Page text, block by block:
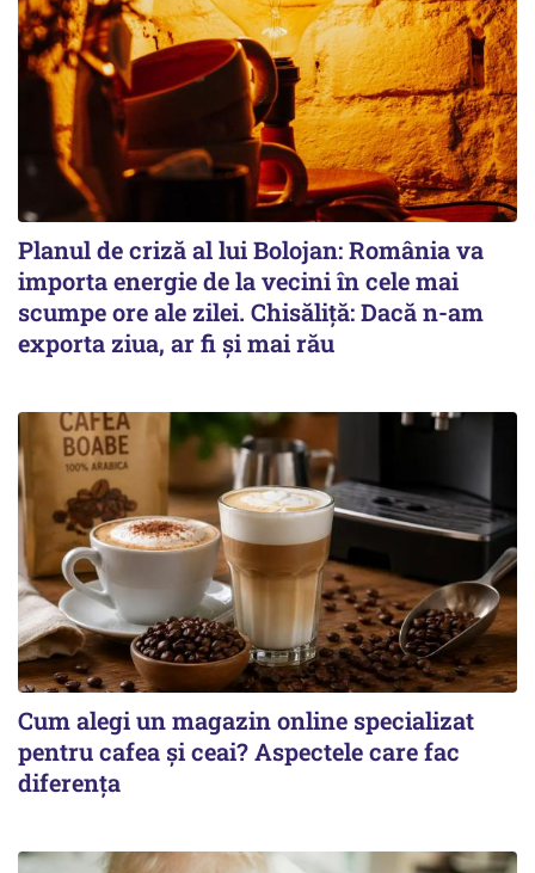
Planul de criză al lui Bolojan: România va
importa energie de la vecini în cele mai
scumpe ore ale zilei. Chisăliță: Dacă n-am
exporta ziua, ar fi și mai rău
Cum alegi un magazin online specializat
pentru cafea și ceai? Aspectele care fac
diferența